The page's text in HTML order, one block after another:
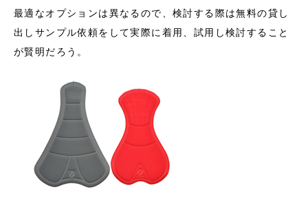
最適なオプションは異なるので、検討する際は無料の貸し
出しサンプル依頼をして実際に着用、試用し検討すること
が賢明だろう。